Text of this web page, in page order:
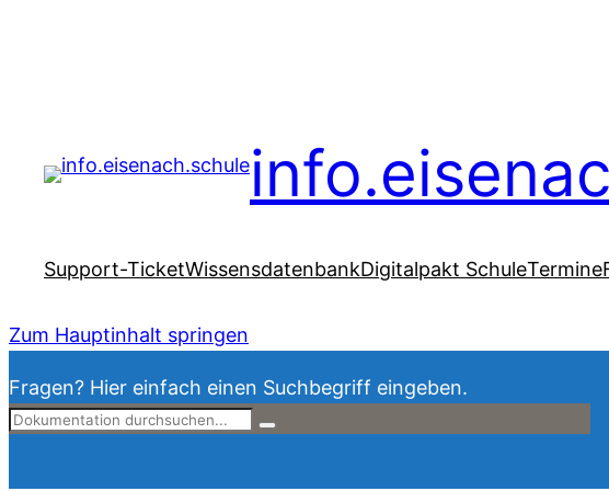
Support-TicketWissensdatenbankDigitalpakt SchuleTermine
Zum Hauptinhalt springen
Fragen? Hier einfach einen Suchbegriff eingeben.